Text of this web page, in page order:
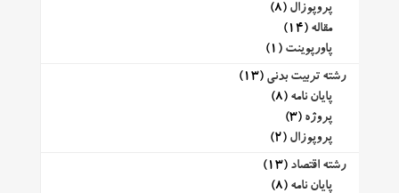
پروپوزال (8)
مقاله (14)
پاورپوینت (1)
رشته تربیت بدنی (13)
پایان نامه (8)
پروژه (3)
پروپوزال (2)
رشته اقتصاد (13)
پایان نامه (8)